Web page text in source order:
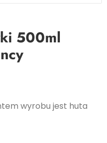
500ml
wyrobu jest huta